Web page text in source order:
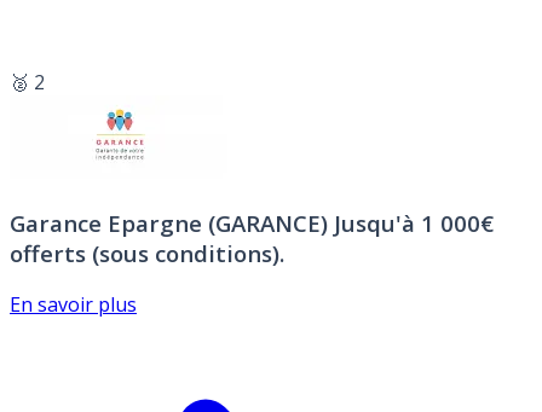
🥈 2
Garance Epargne (GARANCE) Jusqu'à 1 000€
offerts (sous conditions).
En savoir plus